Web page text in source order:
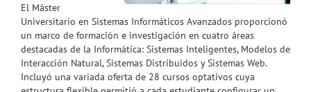
El Máster
Universitario en Sistemas Informáticos Avanzados proporcionó
un marco de formación e investigación en cuatro áreas
destacadas de la Informática: Sistemas Inteligentes, Modelos de
Interacción Natural, Sistemas Distribuidos y Sistemas Web.
Incluyó una variada oferta de 28 cursos optativos cuya